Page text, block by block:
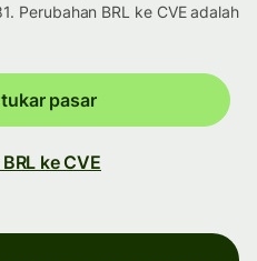
Perubahan BRL ke CVE adalah
pasar
ke CVE